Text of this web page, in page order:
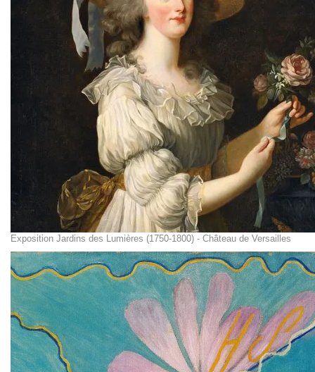
Exposition Jardins des Lumières (1750-1800) - Château de Versailles